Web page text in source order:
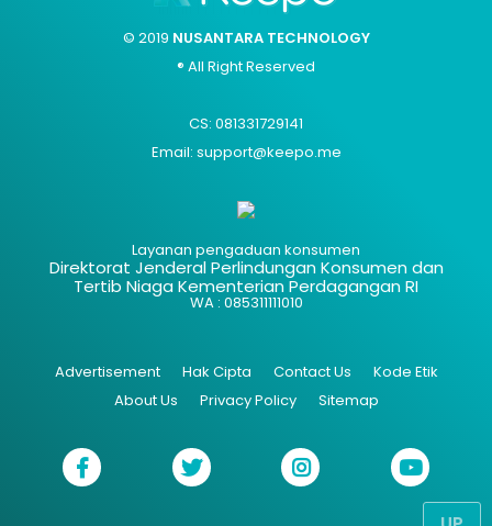
© 2019 NUSANTARA TECHNOLOGY
® All Right Reserved
CS: 081331729141
Email: support@keepo.me
Layanan pengaduan konsumen
Direktorat Jenderal Perlindungan Konsumen dan
Tertib Niaga Kementerian Perdagangan RI
WA : 085311111010
Advertisement Hak Cipta Contact Us
Kode Etik
About Us
Privacy Policy Sitemap